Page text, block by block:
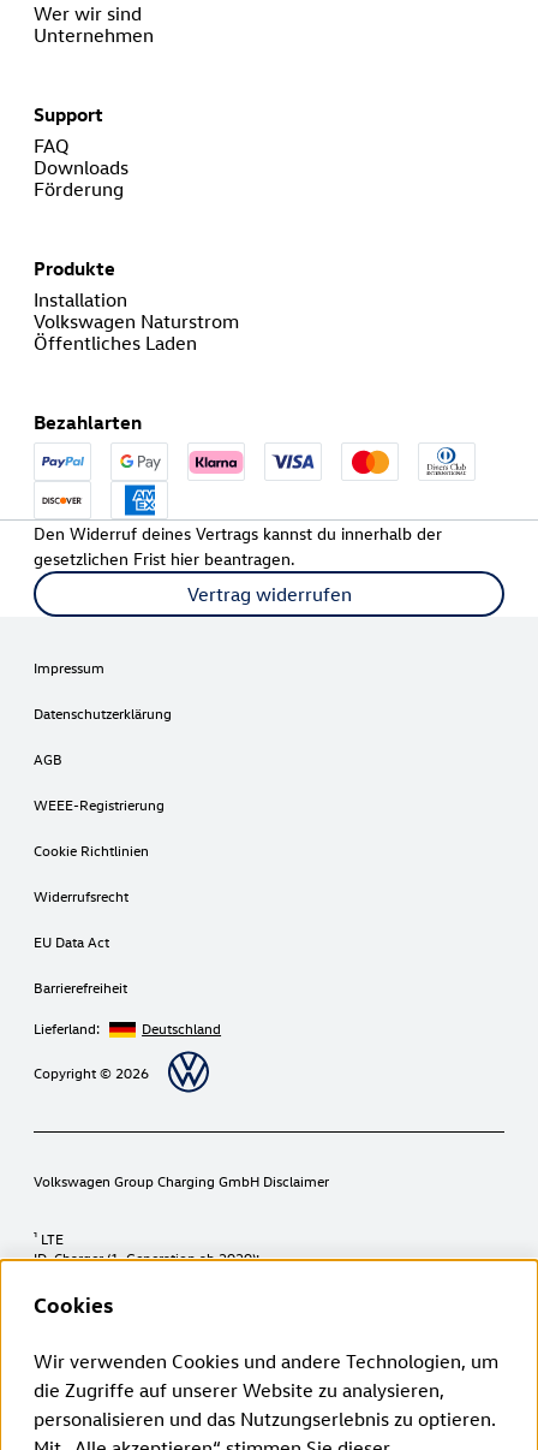
Wer wir sind
Unternehmen
Support
FAQ
Downloads
Förderung
Produkte
Installation
Volkswagen Naturstrom
Öffentliches Laden
Bezahlarten
Den Widerruf deines Vertrags kannst du innerhalb der
gesetzlichen Frist hier beantragen.
Vertrag widerrufen
Impressum
Datenschutzerklärung
AGB
WEEE-Registrierung
Cookie Richtlinien
Widerrufsrecht
EU Data Act
Barrierefreiheit
Lieferland: Deutschland
Copyright © 2026
Volkswagen Group Charging GmbH Disclaimer
¹ LTE
ID. Charger (1. Generation ab 2020):
Mitgliedsstaaten sowie im Vereinigten Königreich, der Schweiz, und
Norwegen genutzt werden.
Die LTE-Funktionalität darf ausschließlich innerhalb der EU-
Mitgliedsstaaten sowie im Vereinigten Königreich, der Schweiz,
Liechtenstein, Island und Norwegen genutzt werden.
² Intelligentes Laden:
Cookies
Wir verwenden Cookies und andere Technologien, um
die Zugriffe auf unserer Website zu analysieren,
personalisieren und das Nutzungserlebnis zu optieren.